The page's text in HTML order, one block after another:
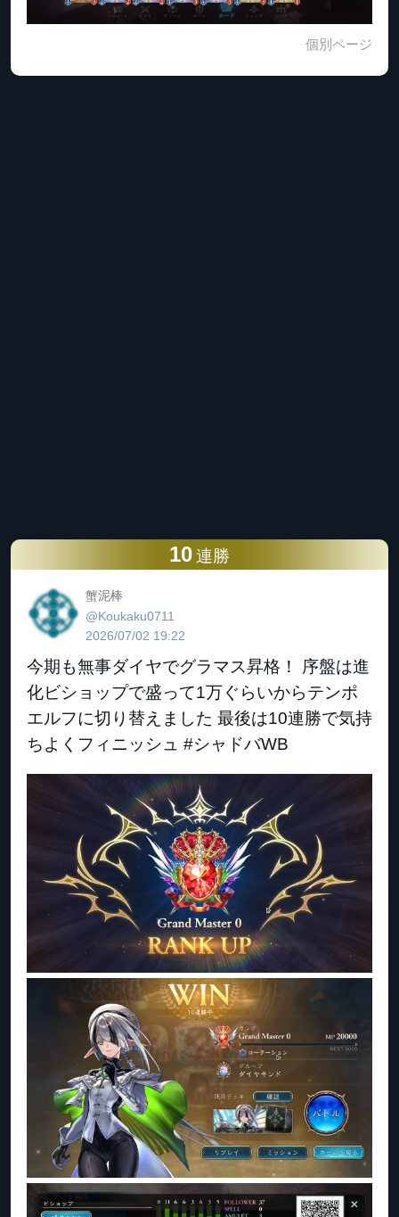
個別ページ
10 連勝
蟹泥棒
@Koukaku0711
2026/07/02 19:22
今期も無事ダイヤでグラマス昇格！ 序盤は進
化ビショップで盛って1万ぐらいからテンポ
エルフに切り替えました 最後は10連勝で気持
ちよくフィニッシュ #シャドバWB